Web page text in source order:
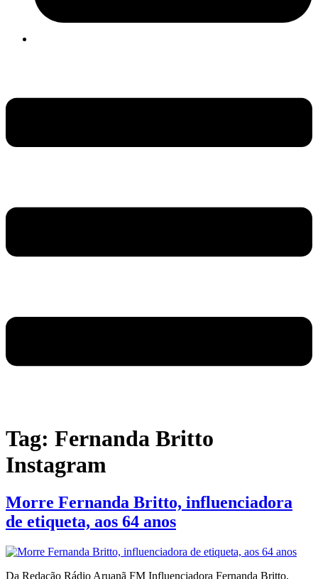
Tag: Fernanda Britto
Instagram
Morre Fernanda Britto, influenciadora
de etiqueta, aos 64 anos
Da Redação Rádio Aruanã FM Influenciadora Fernanda Britto,